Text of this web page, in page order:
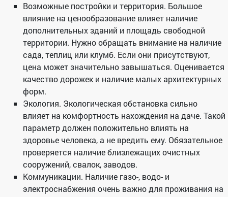
Возможные постройки и территория. Большое
влияние на ценообразование влияет наличие
дополнительных зданий и площадь свободной
территории. Нужно обращать внимание на наличие
сада, теплиц или клумб. Если они присутствуют,
цена может значительно завышаться. Оценивается
качество дорожек и наличие малых архитектурных
форм.
Экология. Экологическая обстановка сильно
влияет на комфортность нахождения на даче. Такой
параметр должен положительно влиять на
здоровье человека, а не вредить ему. Обязательное
проверяется наличие близлежащих очистных
сооружений, свалок, заводов.
Коммуникации. Наличие газо-, водо- и
электроснабжения очень важно для проживания на